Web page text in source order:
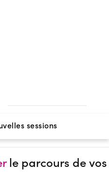
sessions
le parcours de vos